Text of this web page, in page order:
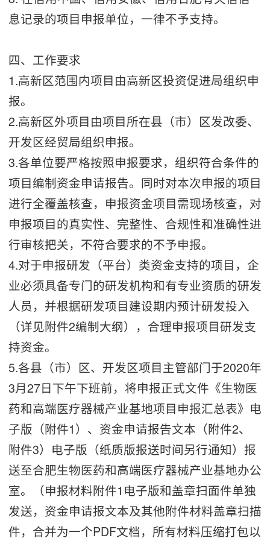
息记录的项目申报单位，一律不予支持。
四、工作要求
1.高新区范围内项目由高新区投资促进局组织申
报。
2.高新区外项目由项目所在县（市）区发改委、
开发区经贸局组织申报。
3.各单位要严格按照申报要求，组织符合条件的
项目编制资金申请报告。同时对本次申报的项目
进行全覆盖核查，申报资金项目需现场核查，对
申报项目的真实性、完整性、合规性和准确性进
行审核把关，不符合要求的不予申报。
4.对于申报研发（平台）类资金支持的项目，企
业必须具备专门的研发机构和有专业资质的研发
人员，并根据研发项目建设期内预计研发投入
（详见附件2编制大纲），合理申报项目研发支
持资金。
5.各县（市）区、开发区项目主管部门于2020年
3月27日下午下班前，将申报正式文件《生物医
药和高端医疗器械产业基地项目申报汇总表》电
子版（附件1）、资金申请报告文本（附件2、
附件3）电子版（纸质版报送时间另行通知）报
送至合肥生物医药和高端医疗器械产业基地办公
室。（申报材料附件1电子版和盖章扫面件单独
发送，资金申请报文本及其他附件材料盖章扫描
件，合并为一个PDF文档，所有材料压缩打包以